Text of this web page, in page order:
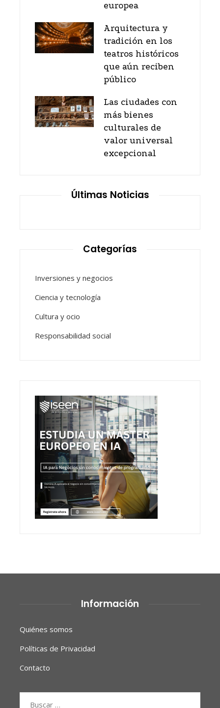
europea
Arquitectura y
tradición en los
teatros históricos
que aún reciben
público
Las ciudades con
más bienes
culturales de
valor universal
excepcional
Últimas Noticias
Categorías
Inversiones y negocios
Ciencia y tecnología
Cultura y ocio
Responsabilidad social
Información
Quiénes somos
Políticas de Privacidad
Contacto